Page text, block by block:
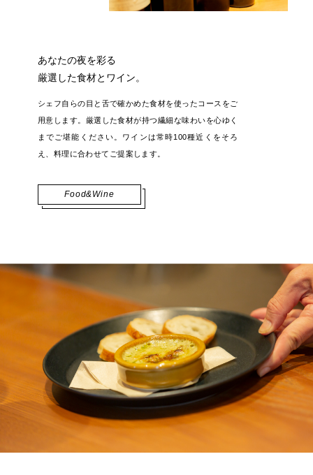
あなたの夜を彩る
厳選した食材とワイン。
シェフ自らの目と舌で確かめた食材を使ったコースをご
用意します。
厳選した食材が持つ繊細な味わいを心ゆく
までご堪能ください。 ワインは常時100種近くをそろ
え、 料理に合わせてご提案します。
Food&Wine